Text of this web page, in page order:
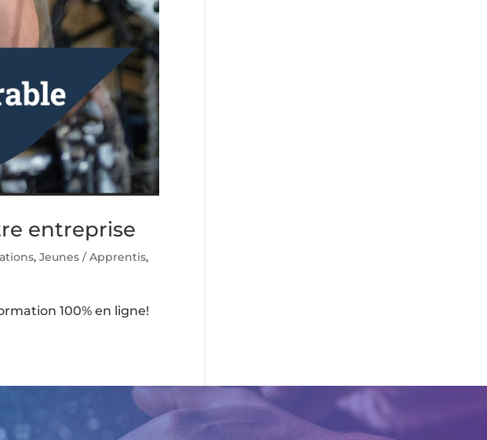
entreprise
,Jeunes / Apprentis,
100% en ligne!